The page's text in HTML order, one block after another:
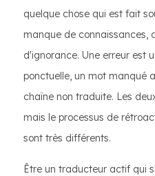
quelque chose qui est fait
manque de connaissances,
d'ignorance. Une erreur est
ponctuelle, un mot manqué
chaîne non traduite. Les
mais le processus de
sont très différents.
Être un traducteur actif qui